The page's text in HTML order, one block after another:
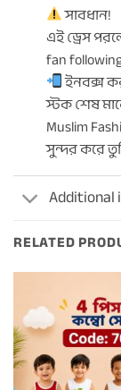
সাবধান!
এই ড্রেস
fan
ইনবক্স
স্টক শেষ
Muslim
সুন্দর করে
RELATED